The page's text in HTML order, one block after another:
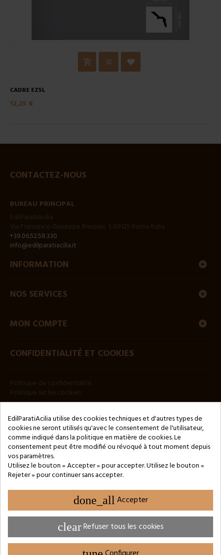
CADRE EZ5L
12,25 €
CONTACTEZ-NOUS
BUREAU PRINCIPAL
+39.06.52.58.330
info@edilparatiacilia.it
INFORMATION
NOS SERVICES
MON COMPTE
CONFIDENTIALITÉ ET COOKIES
Copyright © 2024 by 3Enne s.r.l.s. P.IVA/C.F.: 13466181008
Numéro d'enregistrement REA : RM-1449325 - Registre du
Commerce de Rome
Website Developed by M.Borzacchini - TestSide
EdilParatiAcilia utilise des cookies techniques et d'autres types de
cookies ne seront utilisés qu'avec le consentement de l'utilisateur,
comme indiqué dans la politique en matière de cookies. Le
consentement peut être modifié ou révoqué à tout moment depuis
vos paramètres.
Utilisez le bouton « Accepter » pour accepter. Utilisez le bouton «
Rejeter » pour continuer sans accepter.
done_all Accepter
clearRefuser tous les cookies